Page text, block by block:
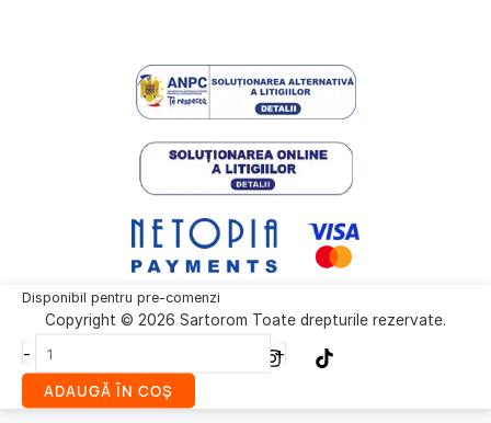
Copyright © 2026 Sartorom Toate drepturile rezervate.
Disponibil pentru pre-comenzi
-
Cantitate
Platformă
de
cântărire
cu
+
ADAUGĂ ÎN COȘ